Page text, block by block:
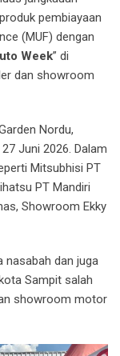
pembiayaan
(MUF) dengan
Week” di
dan showroom
Nordu,
Juni 2026. Dalam
Mitsubhisi PT
PT Mandiri
Showroom Ekky
nasabah dan juga
Sampit salah
showroom motor